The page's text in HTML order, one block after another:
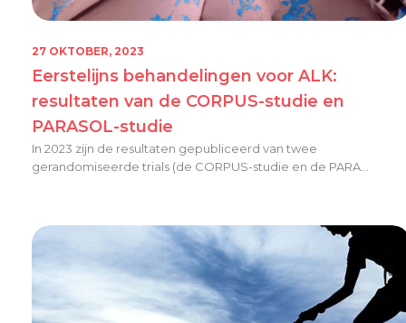
Eerstelijns behandelingen voor ALK:
resultaten van de CORPUS-studie en
PARASOL-studie
In 2023 zijn de resultaten gepubliceerd van twee
gerandomiseerde trials (de CORPUS-studie en de PARA...
27 OKTOBER, 2023